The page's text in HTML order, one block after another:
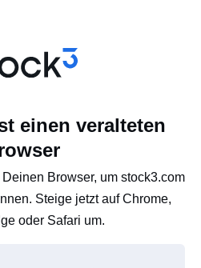
einen veralteten
Browser, um stock3.com
Steige jetzt auf Chrome,
oder Safari um.